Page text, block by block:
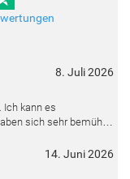
8. Juli 2026
Ich kann es
14. Juni 2026